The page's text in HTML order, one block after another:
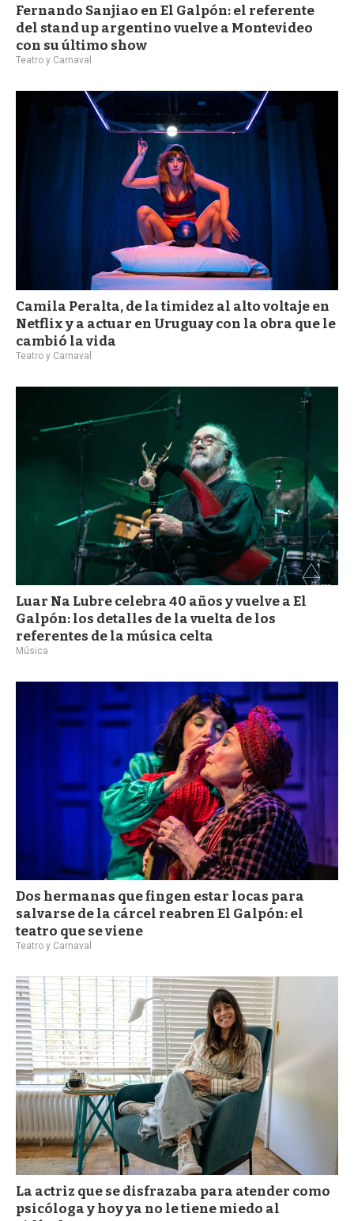
Fernando Sanjiao en El Galpón: el referente
del stand up argentino vuelve a Montevideo
con su último show
Teatro y Carnaval
Camila Peralta, de la timidez al alto voltaje en
Netflix y a actuar en Uruguay con la obra que le
cambió la vida
Teatro y Carnaval
Luar Na Lubre celebra 40 años y vuelve a El
Galpón: los detalles de la vuelta de los
referentes de la música celta
Música
Dos hermanas que fingen estar locas para
salvarse de la cárcel reabren El Galpón: el
teatro que se viene
Teatro y Carnaval
La actriz que se disfrazaba para atender como
psicóloga y hoy ya no le tiene miedo al